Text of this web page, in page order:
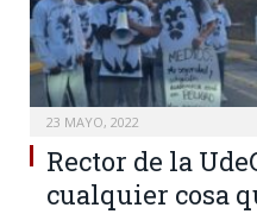
23 MAYO, 2022
Rector de la
cualquier cosa